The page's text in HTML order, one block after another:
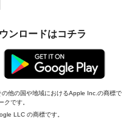
ンロードはコチラ
他の国や地域におけるApple Inc.の商標で
です。
LLC の商標です。